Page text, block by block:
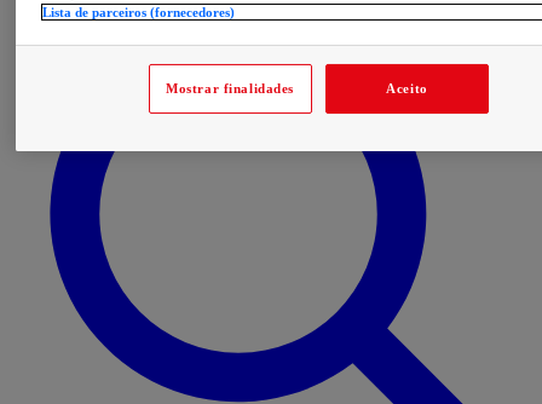
Lista de parceiros (fornecedores)
Mostrar finalidades Aceito